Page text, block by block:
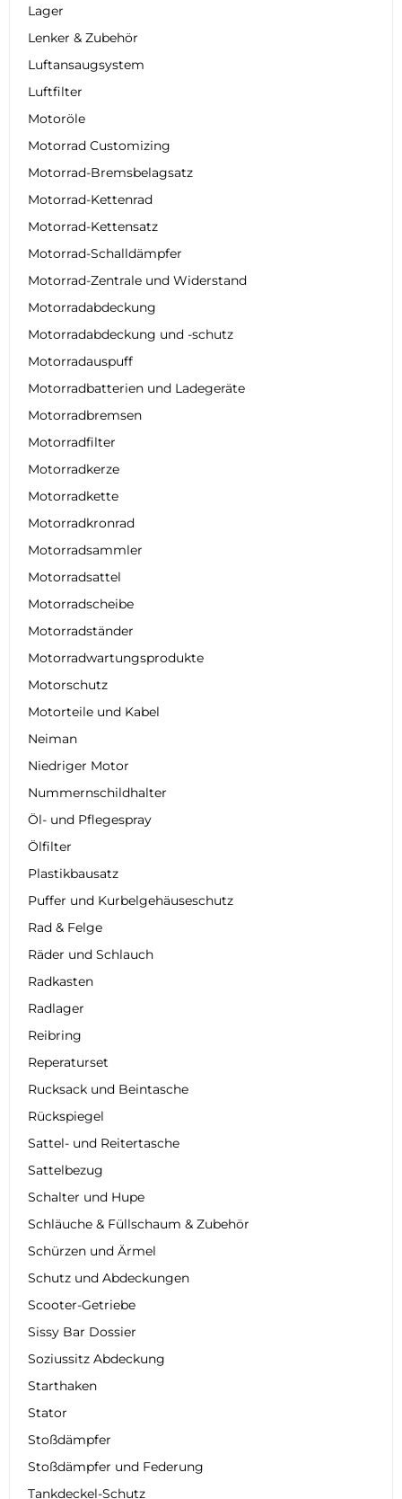
Lager
Lenker & Zubehör
Luftansaugsystem
Luftfilter
Motoröle
Motorrad Customizing
Motorrad-Bremsbelagsatz
Motorrad-Kettenrad
Motorrad-Kettensatz
Motorrad-Schalldämpfer
Motorrad-Zentrale und Widerstand
Motorradabdeckung
Motorradabdeckung und -schutz
Motorradauspuff
Motorradbatterien und Ladegeräte
Motorradbremsen
Motorradfilter
Motorradkerze
Motorradkette
Motorradkronrad
Motorradsammler
Motorradsattel
Motorradscheibe
Motorradständer
Motorradwartungsprodukte
Motorschutz
Motorteile und Kabel
Neiman
Niedriger Motor
Nummernschildhalter
Öl- und Pflegespray
Ölfilter
Plastikbausatz
Puffer und Kurbelgehäuseschutz
Rad & Felge
Räder und Schlauch
Radkasten
Radlager
Reibring
Reperaturset
Rucksack und Beintasche
Rückspiegel
Sattel- und Reitertasche
Sattelbezug
Schalter und Hupe
Schläuche & Füllschaum & Zubehör
Schürzen und Ärmel
Schutz und Abdeckungen
Scooter-Getriebe
Sissy Bar Dossier
Soziussitz Abdeckung
Starthaken
Stator
Stoßdämpfer
Stoßdämpfer und Federung
Tankdeckel-Schutz